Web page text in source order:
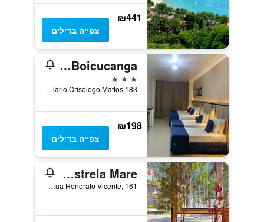
₪441
צפייה בדילים
Summit Beach Hotel Boicucanga
3 כוכבים
Rua Hilário Crisologo Mattos 183, סאו סבסטיאו, ברזיל
₪198
צפייה בדילים
Pousada Estrela Mare
Rua Honorato Vicente, 161, סאו סבסטיאו, ברזיל